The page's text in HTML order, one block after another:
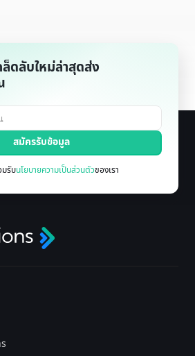
ดลับใหม่ล่าสุดส่ง
รับนโยบายความเป็นส่วนตัวของเรา